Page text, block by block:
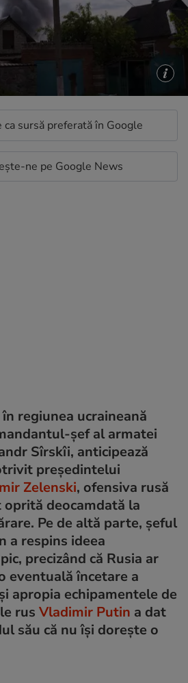
ca sursă preferată în Google
ne pe Google News
regiunea ucraineană
șef al armatei
Sîrskîi, anticipează
președintelui
Zelenski, ofensiva rusă
deocamdată la
Pe de altă parte, șeful
a respins ideea
precizând că Rusia ar
eventuală încetare a
apropia echipamentele de
rus Vladimir Putin a dat
său că nu își dorește o